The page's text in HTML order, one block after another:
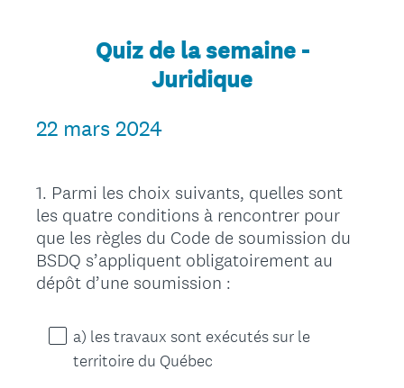
Quiz de la semaine -
Juridique
22 mars 2024
Question
Title
1. Parmi les choix suivants, quelles sont
les quatre conditions à rencontrer pour
que les règles du Code de soumission du
BSDQ s’appliquent obligatoirement au
dépôt d’une soumission :
a) les travaux sont exécutés sur le
territoire du Québec